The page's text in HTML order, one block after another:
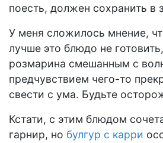
поесть, должен сохранить в
У меня сложилось мнение,
лучше это блюдо не
розмарина смешанным с
предчувствием чего-то
свести с ума. Будьте
Кстати, с этим блюдом
гарнир, но булгур с карри